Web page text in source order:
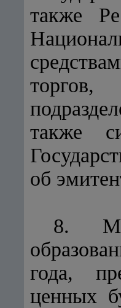
также
также
об
8.
года,
ценных